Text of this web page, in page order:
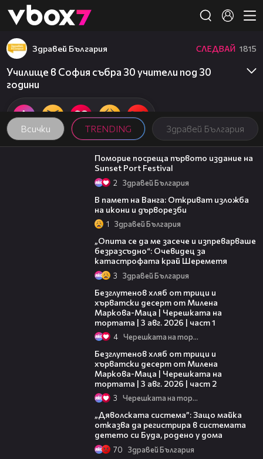
👾
Всички TRENDING Здравей България
Здравей България СЛЕДВАЙ 1815
Училище в София събра 30 учители под 30
години
05:54
Поморие посреща първото издание на
Sunset Port Festival
2 Здравей България
В памет на Ванга: Откриват изложба
на икони и дърворезби
1 Здравей България
„Опита се да ме засече и изпреварваше
безразсъдно“: Очевидец за
катастрофата край Шереметя
3 Здравей България
Безглутенов хляб от трици и
хърватски десерт от Милена
Маркова-Маца | Черешката на
тортата | 3 авг. 2026 | част 1
4 Черешката на тортата
Безглутенов хляб от трици и
хърватски десерт от Милена
Маркова-Маца | Черешката на
тортата | 3 авг. 2026 | част 2
3 Черешката на тортата
„Дяволската система”: Защо майка
отказва да регистрира в системата
детето си Буда, родено у дома
70 Здравей България